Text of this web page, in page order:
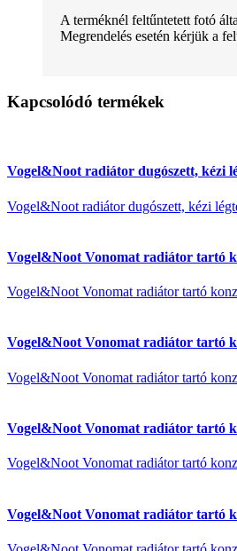
A terméknél feltűntetett fotó
Megrendelés esetén kérjük a
Kapcsolódó termékek
Vogel&Noot radiátor dugószett, kézi
Vogel&Noot radiátor dugószett, kézi
Vogel&Noot Vonomat radiátor tartó
Vogel&Noot Vonomat radiátor tartó
Vogel&Noot Vonomat radiátor tartó
Vogel&Noot Vonomat radiátor tartó
Vogel&Noot Vonomat radiátor tartó
Vogel&Noot Vonomat radiátor tartó
Vogel&Noot Vonomat radiátor tartó